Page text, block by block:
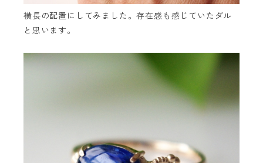
横長の配置にしてみました。存在感も感じていたダル
と思います。